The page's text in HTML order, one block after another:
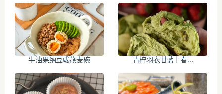
牛油果纳豆咸燕麦碗 青柠羽衣甘蓝｜春...